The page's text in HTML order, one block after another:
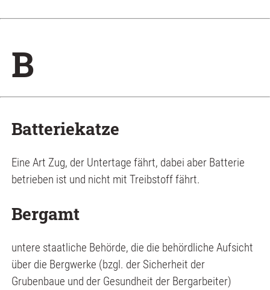
B
Batteriekatze
Eine Art Zug, der Untertage fährt, dabei aber Batterie
betrieben ist und nicht mit Treibstoff fährt.
Bergamt
untere staatliche Behörde, die die behördliche Aufsicht
über die Bergwerke (bzgl. der Sicherheit der
Grubenbaue und der Gesundheit der Bergarbeiter)